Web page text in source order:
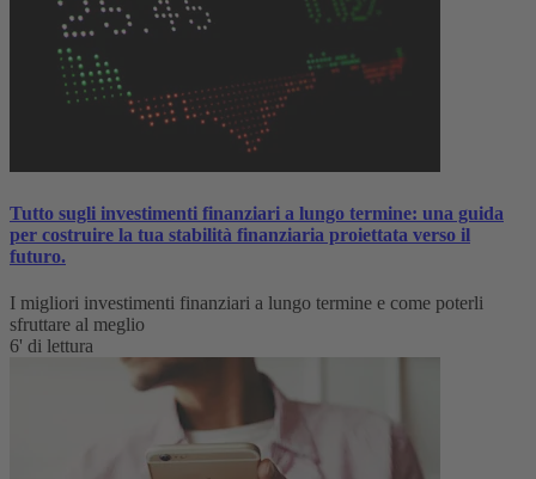
Tutto sugli investimenti finanziari a lungo termine: una guida
per costruire la tua stabilità finanziaria proiettata verso il
futuro.
I migliori investimenti finanziari a lungo termine e come poterli
sfruttare al meglio
6' di lettura